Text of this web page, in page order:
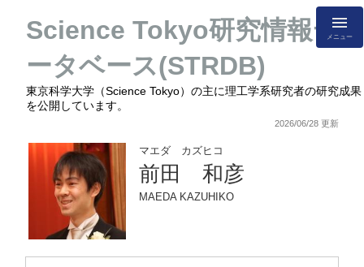
Science Tokyo研究情報デ
ータベース(STRDB)
東京科学大学（Science Tokyo）の主に理工学系研究者の研究成果
を公開しています。
メニュー
2026/06/28 更新
マエダ カズヒコ
前田 和彦
MAEDA KAZUHIKO